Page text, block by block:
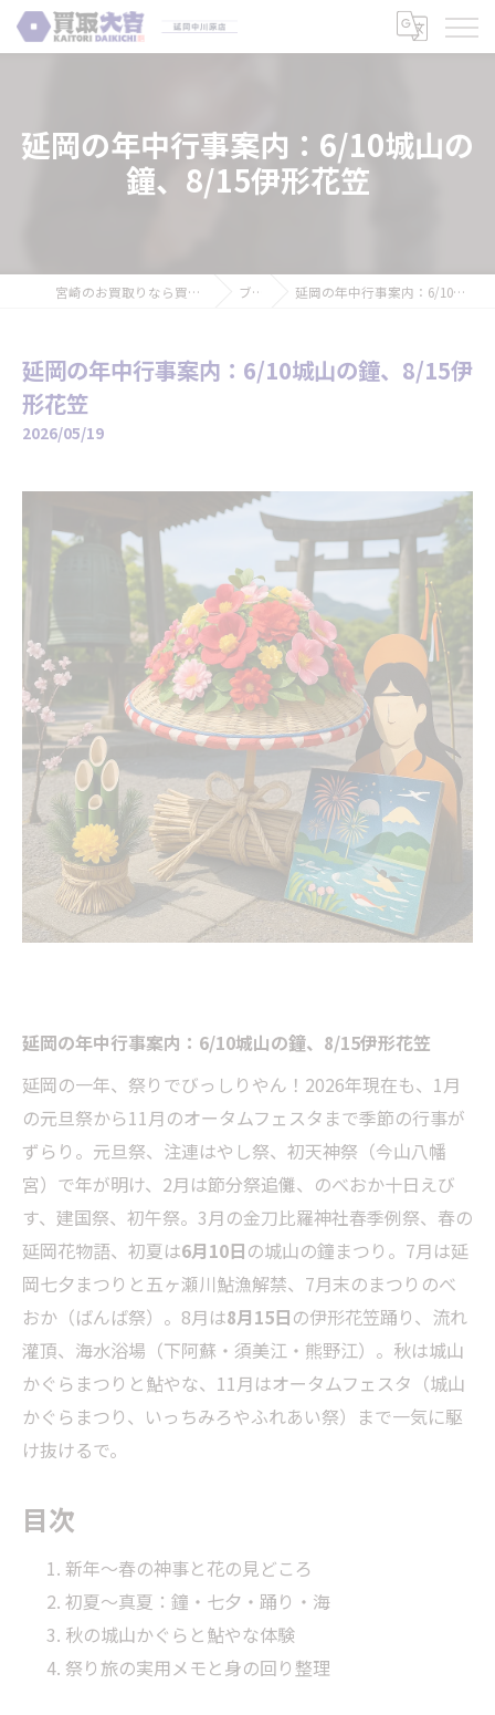
延岡の年中行事案内：6/10城山の
鐘、8/15伊形花笠
宮崎のお買取りなら買取大吉 延岡中川原店 ブログ 延岡の年中行事案内：6/10城山の鐘、8/15伊形花笠
延岡の年中行事案内：6/10城山の鐘、8/15伊
形花笠
2026/05/19
延岡の年中行事案内：6/10城山の鐘、8/15伊形花笠
延岡の一年、祭りでびっしりやん！2026年現在も、1月
の元旦祭から11月のオータムフェスタまで季節の行事が
ずらり。元旦祭、注連はやし祭、初天神祭（今山八幡
宮）で年が明け、2月は節分祭追儺、のべおか十日えび
す、建国祭、初午祭。3月の金刀比羅神社春季例祭、春の
延岡花物語、初夏は6月10日の城山の鐘まつり。7月は延
岡七夕まつりと五ヶ瀬川鮎漁解禁、7月末のまつりのべ
おか（ばんば祭）。8月は8月15日の伊形花笠踊り、流れ
灌頂、海水浴場（下阿蘇・須美江・熊野江）。秋は城山
かぐらまつりと鮎やな、11月はオータムフェスタ（城山
かぐらまつり、いっちみろやふれあい祭）まで一気に駆
け抜けるで。
目次
新年〜春の神事と花の見どころ
初夏〜真夏：鐘・七夕・踊り・海
秋の城山かぐらと鮎やな体験
祭り旅の実用メモと身の回り整理